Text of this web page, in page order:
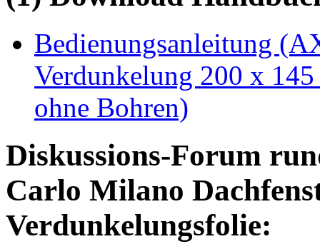
Bedienungsanleitung
Verdunkelung 200 x
ohne Bohren)
Diskussions-Forum
Carlo Milano
Verdunkelungsfolie: